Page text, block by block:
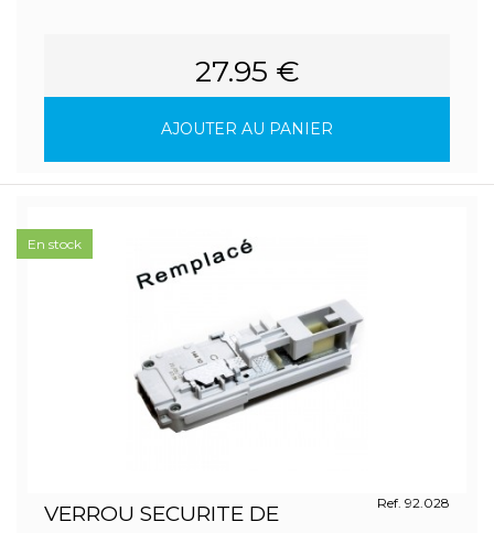
27.95 €
AJOUTER AU PANIER
VERROU SECURITE DE
Ref. 92.028
En stock